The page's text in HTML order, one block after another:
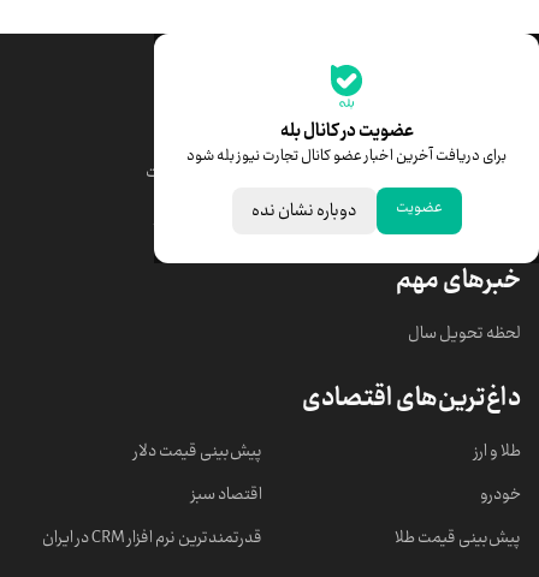
عضویت در کانال بله
برای دریافت آخرین اخبار عضو کانال تجارت نیوز بله شود
عضویت دوباره نشان نده
جدیدترین قیمت‌ها
قیمت دلار
قیمت سکه امامی
قیمت درهم امارات
ابزار تبدیل نرخ ارز
خبرهای مهم
لحظه تحویل سال
داغ‌ترین‌های اقتصادی
طلا و ارز
خودرو
پیش‌بینی قیمت طلا
پیش‌بینی قیمت دلار
اقتصاد سبز
قدرتمندترین نرم‌ افزار CRM در ایران